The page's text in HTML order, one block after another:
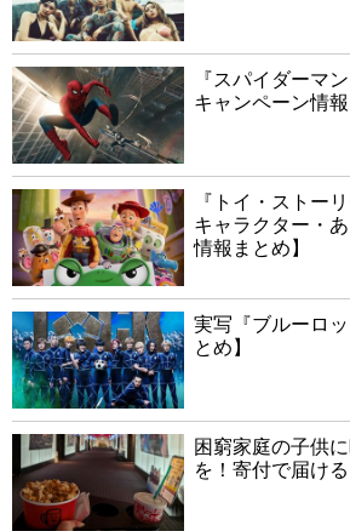
『スパイダーマ
キャンペーン情
『トイ・ストー
キャラクター・
情報まとめ】
実写『ブルーロ
とめ】
困窮家庭の子供
を！寄付で届け